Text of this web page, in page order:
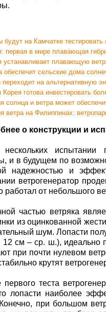
будут на Камчатке
первая в мире плавающая
устанавливает плавающую
обеспечит сельские дома
переходит на альтернативную
готова инвестировать
солнца и ветра может
ветра на Филиппинах:
о конструкции и
нескольких испытании
и в будущем по
надежностью и
ветрогенератор
работал от небольшого
частью ветряка
из оцинкованной
шум. Лопасти
см – ср. ш.), идеально
при почти нулевом
крутят
первого теста
лопасти наиболее
при большом